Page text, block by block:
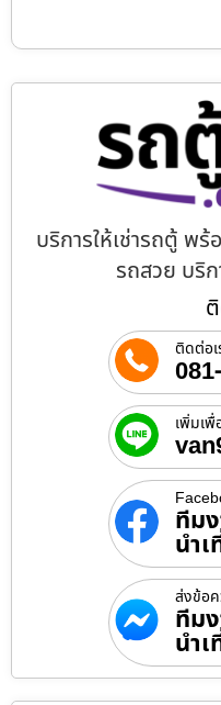
บริการให้เช่ารถตู้ พ
รถสวย บริ
ติดต่อ
เพิ่มเ
ทีม
นำ
ส่งข้อ
ทีม
นำ